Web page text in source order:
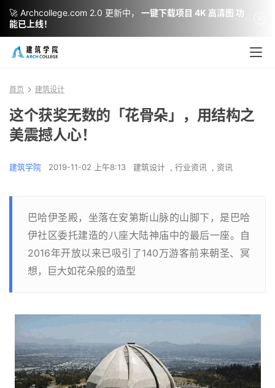
首页 建筑设计
这个获奖无数的「花骨朵」，用结构之
美震撼人心！
建筑学院 2019-11-02 上午8:13 建筑设计 , 行业资讯 , 资讯
巴哈伊圣殿，坐落在安第斯山脉的山脚下，是巴哈
伊社区委托建造的八座大陆神庙中的最后一座。自
2016年开放以来已吸引了140万游客前来朝圣、冥
想，巨大如花朵般的造型
🚀 Archcollege.com 2.0 更新中，
一键下载项目 4K 高清图 功
能已上线！